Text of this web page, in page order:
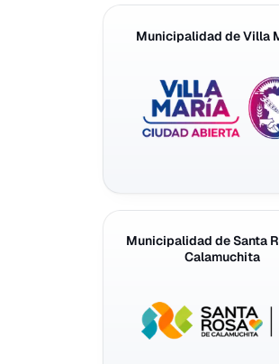
Municipalidad de Villa
Municipalidad de Santa
Calamuchita